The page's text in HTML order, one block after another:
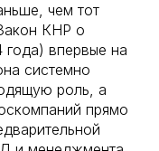
чем тот
КНР о
впервые на
системно
роль, а
прямо